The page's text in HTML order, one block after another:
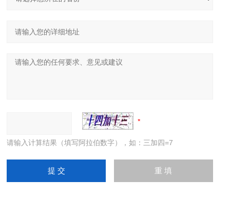
请输入计算结果（填写阿拉伯数字），如：三加四=7